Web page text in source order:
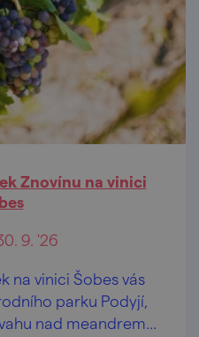
Znovínu na vinici
9. '26
na vinici Šobes vás
parku Podyjí,
nad meandrem